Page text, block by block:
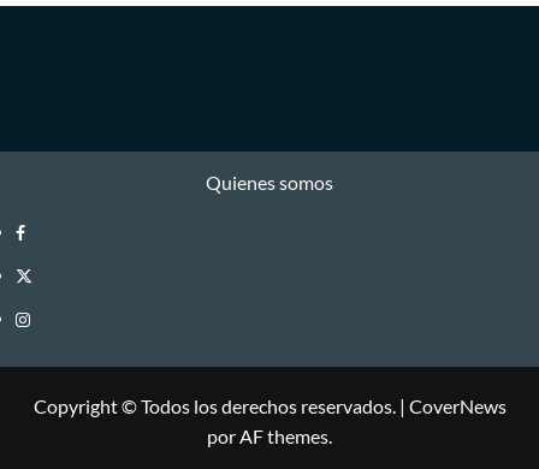
Quienes somos
Facebook
Twitter
Instagram
Copyright © Todos los derechos reservados. | CoverNews
por AF themes.